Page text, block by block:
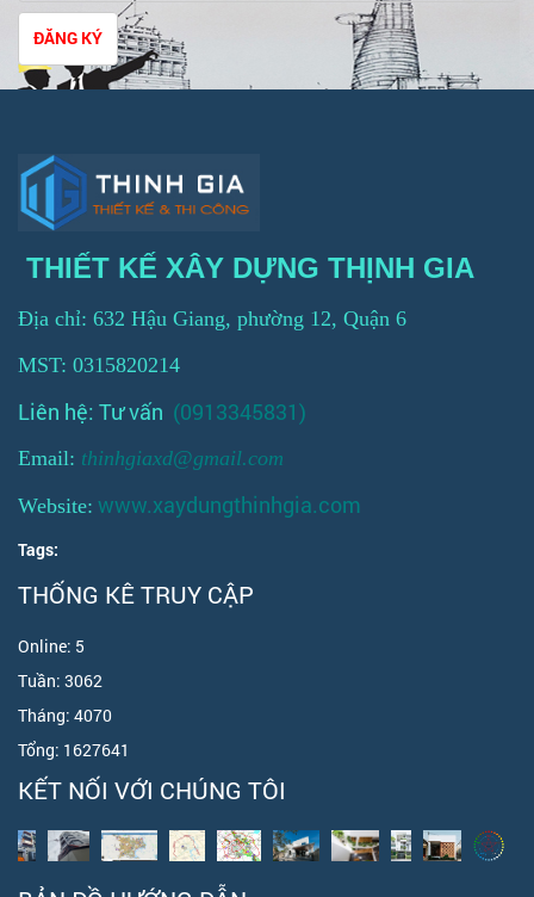
ĐĂNG KÝ
THIẾT KẾ XÂY DỰNG THỊNH GIA
Địa chỉ: 632 Hậu Giang, phường 12, Quận 6
MST: 0315820214
Liên hệ: Tư vấn (0913345831)
Email: thinhgiaxd@gmail.com
Website: www.xaydungthinhgia.com
Tags:
THỐNG KÊ TRUY CẬP
Online: 5
Tuần: 3062
Tháng: 4070
Tổng: 1627641
KẾT NỐI VỚI CHÚNG TÔI